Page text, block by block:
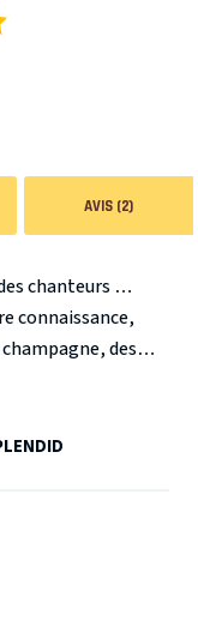
AVIS (2)
chanteurs …
connaissance,
des
des gags à
le souffle, le
cuivres !